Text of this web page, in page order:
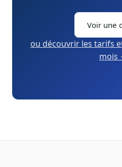
Voir une
ou découvrir les tarifs
mois